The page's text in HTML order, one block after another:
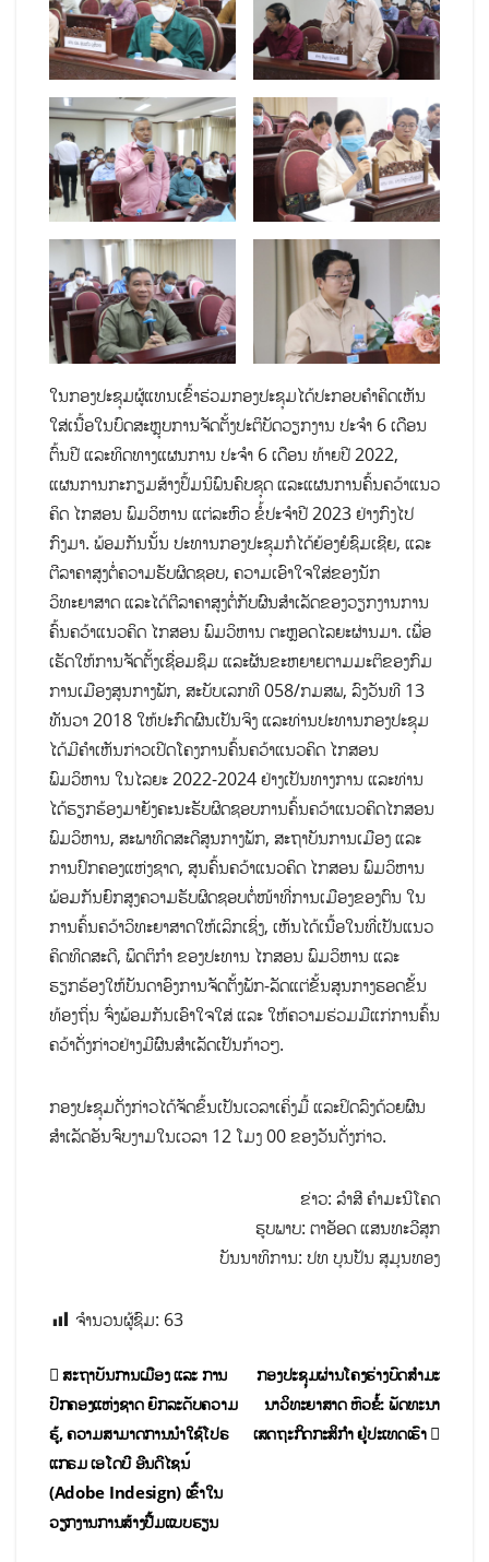
ໃນກອງປະຊຸມຜູ້ແທນເຂົ້າຮ່ວມກອງປະຊຸມໄດ້ປະກອບຄຳຄິດເຫັນ
ໃສ່ເນື້ອໃນບົດສະຫຼຸບການຈັດຕັ້ງປະຕິບັດວຽກງານ ປະຈຳ 6 ເດືອນ
ຕົ້ນປີ ແລະທິດທາງແຜນການ ປະຈໍາ 6 ເດືອນ ທ້າຍປີ 2022,
ແຜນການ​ກະກຽມ​ສ້າງ​ປຶ້ມນິພົນຄົບ​ຊຸດ ແລະແຜນການຄົ້ນຄວ້າແນວ
ຄິດ ໄກສອນ ພົມວິຫານ ແຕ່ລະຫົວ ຂໍ້ປະຈໍາປີ 2023 ຢ່າງກົງໄປ
ກົງມາ. ພ້ອມກັນນັ້ນ ປະທານກອງປະຊຸມກໍໄດ້ຍ້ອງຍໍຊົມເຊີຍ, ແລະ
ຕີລາຄາສູງຕໍ່ຄວາມຮັບຜິດຊອບ, ຄວາມເອົາໃຈໃສ່ຂອງນັກ
ວິທະຍາສາດ ແລະໄດ້ຕີລາຄາສູງຕໍ່ກັບຜົນສຳເລັດຂອງວຽກງານການ
ຄົ້ນຄວ້າແນວຄິດ ໄກສອນ ພົມວິຫານ ຕະຫຼອດໄລຍະຜ່ານມາ. ເພື່ອ
ເຮັດໃຫ້ການຈັດຕັ້ງເຊື່ອມຊຶມ ແລະຜັນຂະຫຍາຍຕາມມະຕິຂອງກົມ
ການເມືອງສູນກາງພັກ, ສະບັບເລກທີ 058/ກມສພ, ລົງວັນທີ 13
ທັນວາ 2018 ໃຫ້ປະກົດຜົນເປັນຈິງ ແລະທ່ານປະທານກອງປະຊຸມ
ໄດ້ມີຄຳເຫັນກ່າວເປີດໂຄງການຄົ້ນຄວ້າແນວຄິດ ໄກສອນ
ພົມວິຫານ ໃນໄລຍະ 2022-2024 ຢ່າງເປັນທາງການ ແລະທ່ານ
ໄດ້ຮຽກຮ້ອງມາຍັງຄະນະຮັບຜິດຊອບການຄົ້ນຄວ້າແນວຄິດໄກສອນ
ພົມວິຫານ, ສະພາທິດສະດີສູນກາງພັກ, ສະຖາບັນການເມືອງ ແລະ
ການປົກຄອງແຫ່ງຊາດ, ສູນຄົ້ນຄວ້າແນວຄິດ ໄກສອນ ພົມວິຫານ
ພ້ອມກັນຍົກສູງຄວາມຮັບຜິດຊອບຕໍ່ໜ້າທີ່ການເມືອງຂອງຕົນ ໃນ
ການຄົ້ນຄວ້າວິທະຍາສາດໃຫ້ເລິກເຊິ່ງ, ເຫັນໄດ້ເນື້ອໃນທີ່ເປັນແນວ
ຄິດທິດສະດີ, ພຶດຕິກໍາ ຂອງປະທານ ໄກສອນ ພົມວິຫານ ແລະ
ຮຽກຮ້ອງໃຫ້ບັນດາອົງການຈັດຕັ້ງພັກ-ລັດແຕ່ຂັ້ນສູນກາງຮອດຂັ້ນ
ທ້ອງຖິ່ນ ຈົ່ງພ້ອມກັນເອົາໃຈໃສ່ ແລະ ໃຫ້ຄວາມຮ່ວມມືແກ່ການຄົ້ນ
ຄວ້າດັ່ງກ່າວຢ່າງມີຜົນສຳເລັດເປັນກ້າວໆ.
ກອງປະຊຸມດັ່ງກ່າວໄດ້ຈັດຂຶ້ນເປັນເວລາເຄິ່ງມື້ ແລະປິດລົງດ້ວຍຜົນ
ສໍາເລັດອັນຈົບງາມໃນເວລາ 12 ໂມງ 00 ຂອງວັນດັ່ງກ່າວ.
ຂ່າວ: ລຳສີ ຄຳມະນີໂຄດ
ຮູບພາບ: ຕາອັອດ ແສນທະວີສຸກ
ບັນນາທິການ: ປທ ບຸນປັນ ສຸມຸນທອງ
ຈຳນວນຜູ້ຊົມ: 63
ກອງປະຊຸມຜ່ານໂຄງຮ່າງບົດສຳມະ
ນາວິທະຍາສາດ ຫົວຂໍ້: ພັດທະນາ
ເສດຖະກິດກະສິກຳ ຢູ່ປະເທດເຮົາ
ສະຖາບັນການເມືອງ ແລະ ການ
ປົກຄອງແຫ່ງຊາດ ຍົກລະດັບຄວາມ
ຮູ້, ຄວາມສາມາດການນຳໃຊ້ໂປຣ
ແກຣມ ເອໂດບີ ອີນດີໄຊນ໌
(Adobe Indesign) ເຂົ້າໃນ
ວຽກງານການສ້າງປື້ມແບບຮຽນ